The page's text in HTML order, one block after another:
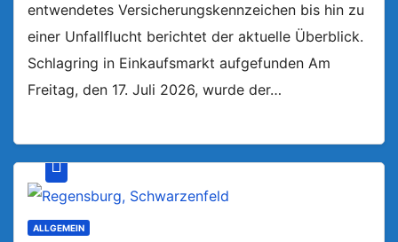
entwendetes Versicherungskennzeichen bis hin zu
einer Unfallflucht berichtet der aktuelle Überblick.
Schlagring in Einkaufsmarkt aufgefunden Am
Freitag, den 17. Juli 2026, wurde der…
ALLGEMEIN